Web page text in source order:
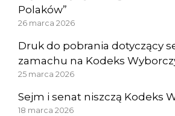
Polaków”
26 marca 2026
Druk do pobrania dotyczący
zamachu na Kodeks
25 marca 2026
Sejm i senat niszczą Kodeks
18 marca 2026